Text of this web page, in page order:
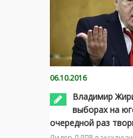
06.10.2016
Владимир
выборах на
очередной раз